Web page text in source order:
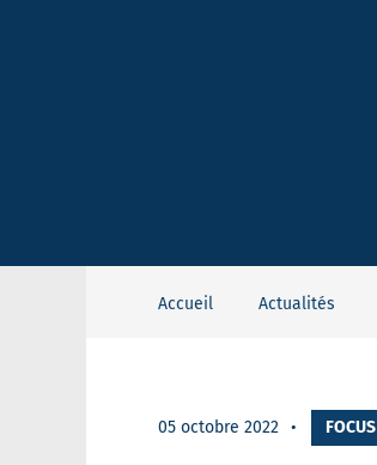
Accueil Actualités
05 octobre 2022 FOCUS